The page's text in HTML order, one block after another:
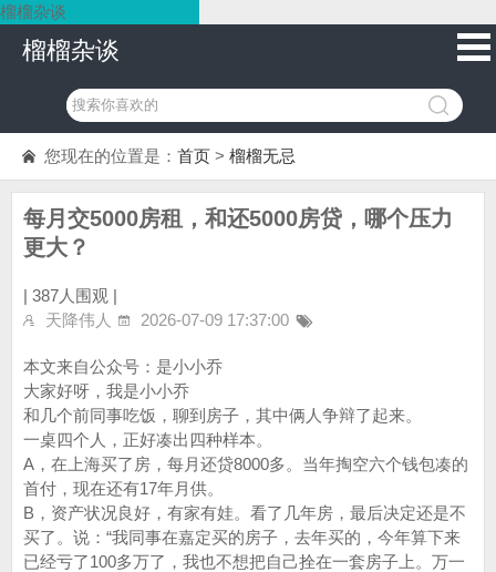
榴榴杂谈
榴榴杂谈
您现在的位置是： 首页 > 榴榴无忌
每月交5000房租，和还5000房贷，哪个压力
更大？
| 387人围观 |
天降伟人
2026-07-09 17:37:00
本文来自公众号：是小小乔
大家好呀，我是小小乔
和几个前同事吃饭，聊到房子，其中俩人争辩了起来。
一桌四个人，正好凑出四种样本。
A，在上海买了房，每月还贷8000多。当年掏空六个钱包凑的
首付，现在还有17年月供。
B，资产状况良好，有家有娃。看了几年房，最后决定还是不
买了。说：“我同事在嘉定买的房子，去年买的，今年算下来
已经亏了100多万了，我也不想把自己拴在一套房子上。万一